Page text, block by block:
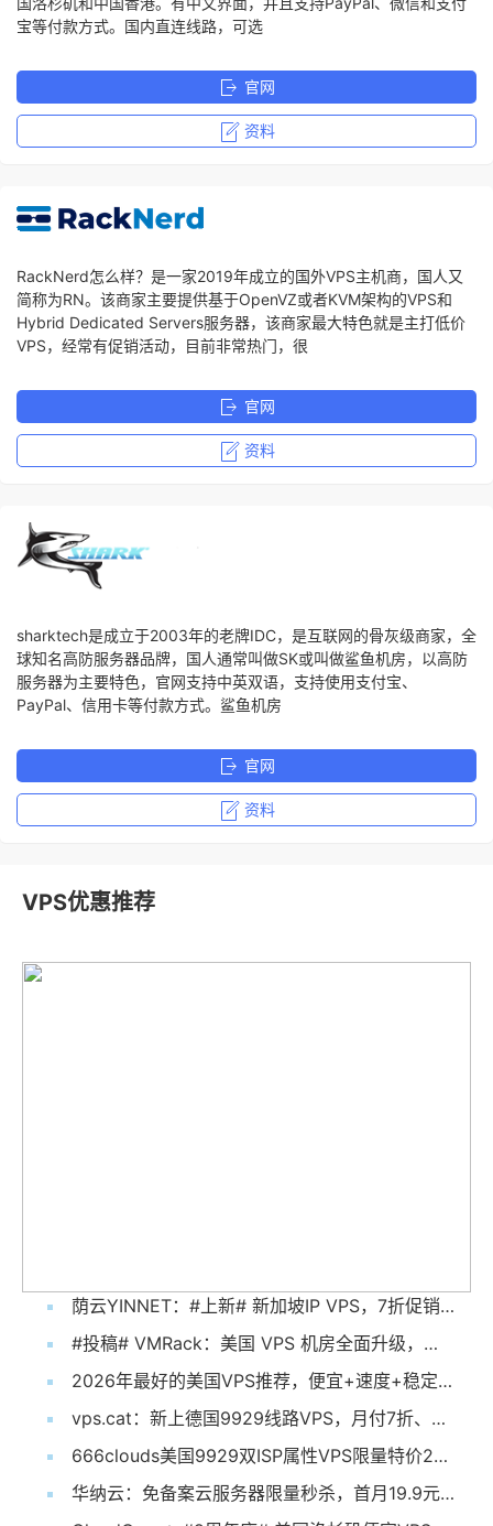
宝等付款方式。国内直连线路，可选
官网
资料
RackNerd怎么样？是一家2019年成立的国外VPS主机商，国人又
简称为RN。该商家主要提供基于OpenVZ或者KVM架构的VPS和
Hybrid Dedicated Servers服务器，该商家最大特色就是主打低价
VPS，经常有促销活动，目前非常热门，很
官网
资料
sharktech是成立于2003年的老牌IDC，是互联网的骨灰级商家，全
球知名高防服务器品牌，国人通常叫做SK或叫做鲨鱼机房，以高防
服务器为主要特色，官网支持中英双语，支持使用支付宝、
PayPal、信用卡等付款方式。鲨鱼机房
官网
资料
VPS优惠推荐
荫云YINNET：#上新# 新加坡IP VPS，7折促销，低至$7/月起，1核/1G内存/10G SSD/2TB@1Gbps
#投稿# VMRack：美国 VPS 机房全面升级，多 IP 功能正式上线！
2026年最好的美国VPS推荐，便宜+速度+稳定，全部都要！
vps.cat：新上德国9929线路VPS，月付7折、年付6折，$3.5/月起，1核/1G内存/20G SSD/1TB@30Mbps
666clouds美国9929双ISP属性VPS限量特价299元/年起
华纳云：免备案云服务器限量秒杀，首月19.9元起，可选香港cn2/日本优化/美国cn2